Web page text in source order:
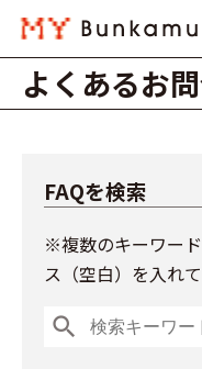
よくあるお
FAQを検索
※複数のキーワー
ス（空白）を入れ
search